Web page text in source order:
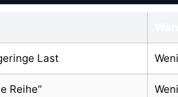
Last
Reihe“